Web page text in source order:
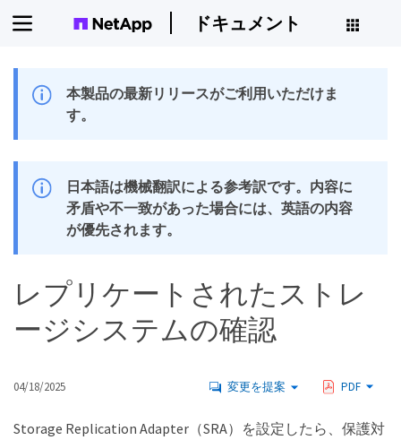
ドキュメント
本製品の最新リリースがご利用いただけま
す。
日本語は機械翻訳による参考訳です。内容に
矛盾や不一致があった場合には、英語の内容
が優先されます。
レプリケートされたストレ
ージシステムの確認
04/18/2025 変更を提案 PDF
Storage Replication Adapter（SRA）を設定したら、保護対